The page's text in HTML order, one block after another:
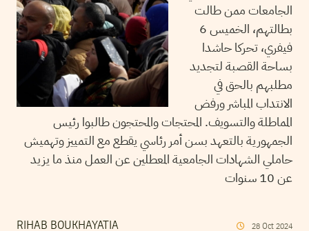
الجامعات ممن طالت
بطالتهم، الخميس 6
فيفري، تحركا حاشدا
بساحة القصبة لتجديد
مطلبهم بالحق في
الانتداب المباشر ورفض
المماطلة والتسويف. المحتجات والمحتجون طالبوا رئيس
الجمهورية بالتعهد بسن أمر رئاسي يقطع مع التمييز وتهميش
حاملي الشهادات الجامعية المعطلين عن العمل منذ ما يزيد
عن 10 سنوات
RIHAB BOUKHAYATIA 28 Oct 2024